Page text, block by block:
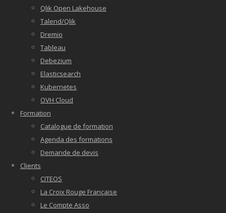
Qlik Open Lakehouse
Talend/Qlik
Dremio
Tableau
Debezium
Elasticsearch
Kubernetes
OVH Cloud
Formation
Catalogue de formation
Agenda des formations
Demande de devis
Clients
CITEOS
La Croix Rouge Française
Le Compte Asso